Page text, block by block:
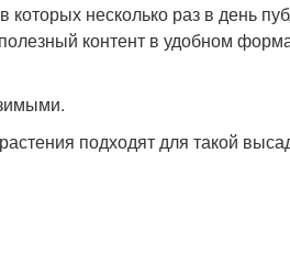
несколько раз в день
контент в удобном
подходят для такой